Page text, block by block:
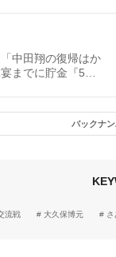
中田翔の復帰はか
までに貯金『5』
バックナ
流戦 大久保博元 さ